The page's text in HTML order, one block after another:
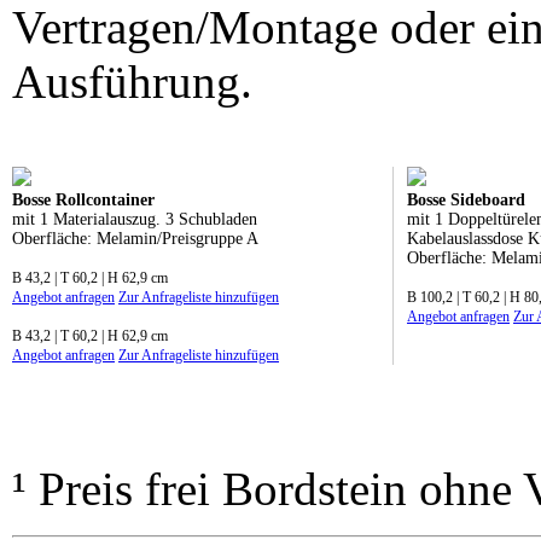
Vertragen/Montage oder
Ausführung.
Bosse Rollcontainer
mit 1 Materialauszug. 3 Schubladen
Oberfläche: Melamin/Preisgruppe A
B 43,2 | T 60,2 | H 62,9 cm
Angebot anfragen Zur Anfrageliste hinzufügen
B 43,2 | T 60,2 | H 62,9 cm
Angebot anfragen Zur Anfrageliste hinzufügen
Bosse Sideboard
mit 1
Kabelauslassdose
Oberfläche:
B 100,2 | T 60,2 | H
Angebot anfragen Zur
¹ Preis frei Bordstein ohne